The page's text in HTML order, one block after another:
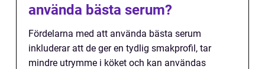
använda bästa serum?
Fördelarna med att använda bästa serum
inkluderar att de ger en tydlig smakprofil, tar
mindre utrymme i köket och kan användas